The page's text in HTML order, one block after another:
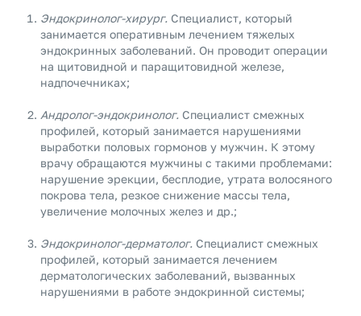
Эндокринолог-хирург. Специалист, который
занимается оперативным лечением тяжелых
эндокринных заболеваний. Он проводит операции
на щитовидной и паращитовидной железе,
надпочечниках;
Андролог-эндокринолог. Специалист смежных
профилей, который занимается нарушениями
выработки половых гормонов у мужчин. К этому
врачу обращаются мужчины с такими проблемами:
нарушение эрекции, бесплодие, утрата волосяного
покрова тела, резкое снижение массы тела,
увеличение молочных желез и др.;
Эндокринолог-дерматолог. Специалист смежных
профилей, который занимается лечением
дерматологических заболеваний, вызванных
нарушениями в работе эндокринной системы;